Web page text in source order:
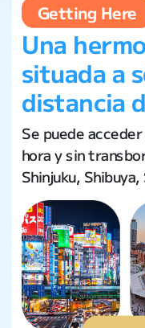
Getting Here
Una
situada a
distancia
Se puede
hora y sin
Shinjuku,